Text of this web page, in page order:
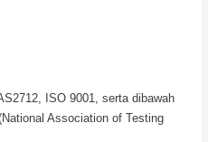
ISO 9001, serta dibawah
Association of Testing